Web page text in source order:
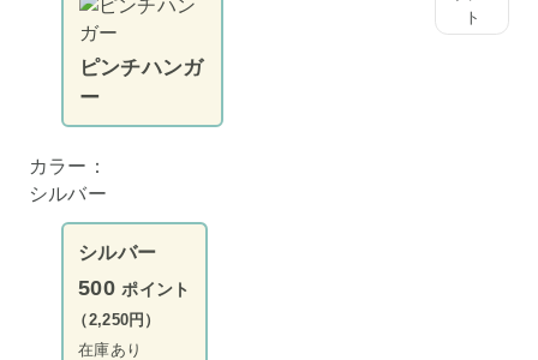
ピンチハンガ
ー
カラー：
シルバー
シルバー
500ポイント
（2,250円）
在庫あり